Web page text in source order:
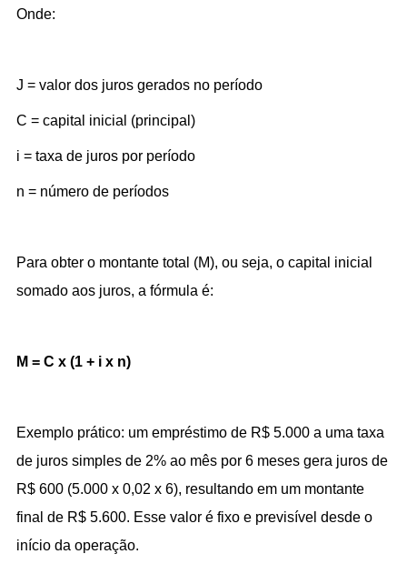
Onde:
J = valor dos juros gerados no período
C = capital inicial (principal)
i = taxa de juros por período
n = número de períodos
Para obter o montante total (M), ou seja, o capital inicial
somado aos juros, a fórmula é:
M = C x (1 + i x n)
Exemplo prático: um empréstimo de R$ 5.000 a uma taxa
de juros simples de 2% ao mês por 6 meses gera juros de
R$ 600 (5.000 x 0,02 x 6), resultando em um montante
final de R$ 5.600. Esse valor é fixo e previsível desde o
início da operação.